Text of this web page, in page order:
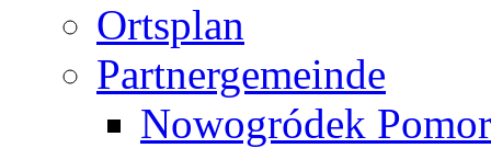
Ortsplan
Partnergemeinde
Nowogródek